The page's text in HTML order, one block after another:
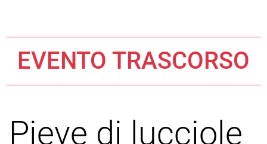
EVENTO TRASCORSO
Pieve di lucciole